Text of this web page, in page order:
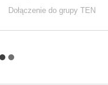
Dołączenie do grupy TEN